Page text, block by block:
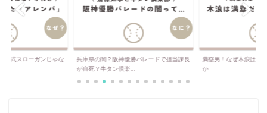
公式スローガンじゃな
兵庫県の闇？阪神優勝パレードで担当課長
が自死？牛タン倶楽...
満塁男！なぜ木浪は満
か